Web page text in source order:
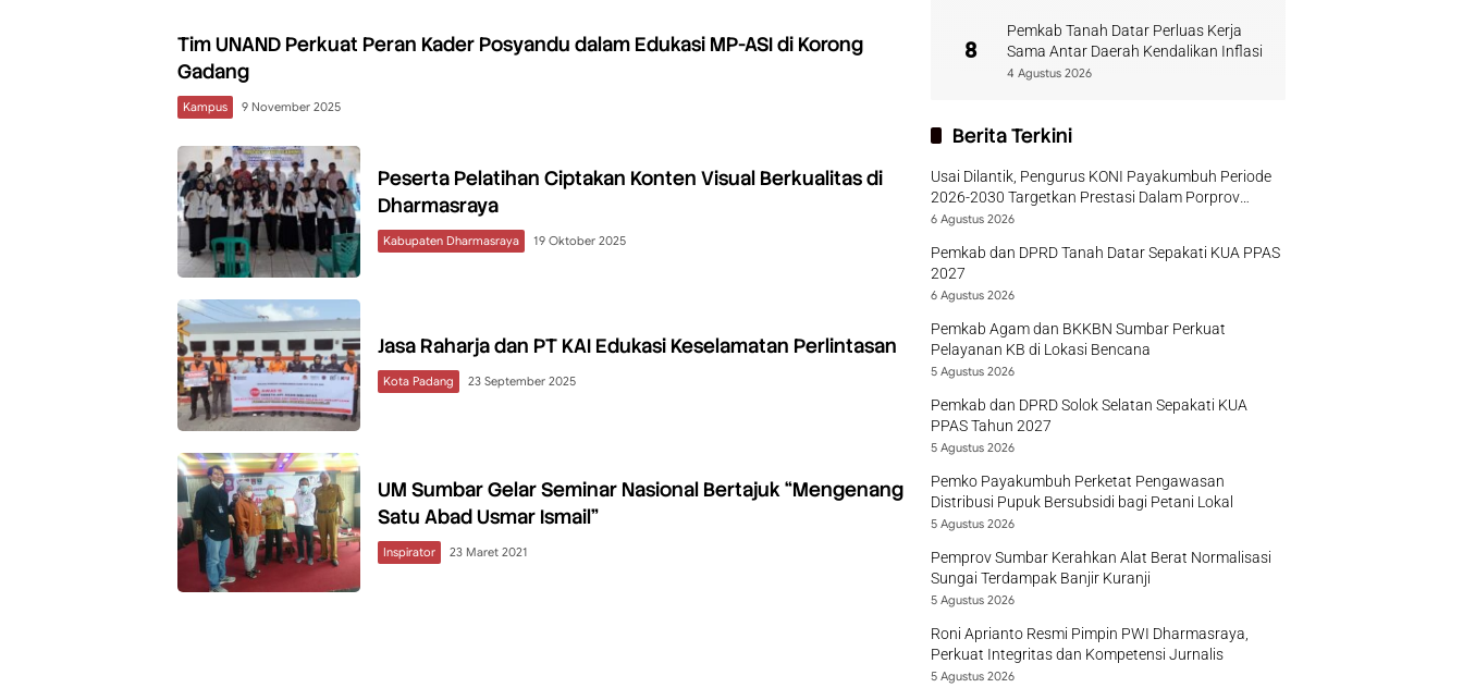
Tim UNAND Perkuat Peran Kader Posyandu dalam Edukasi MP-ASI di Korong
Gadang
Kampus 9 November 2025
Peserta Pelatihan Ciptakan Konten Visual Berkualitas di
Dharmasraya
Kabupaten Dharmasraya 19 Oktober 2025
Jasa Raharja dan PT KAI Edukasi Keselamatan Perlintasan
Kota Padang 23 September 2025
UM Sumbar Gelar Seminar Nasional Bertajuk “Mengenang
Satu Abad Usmar Ismail”
Inspirator 23 Maret 2021
8
Pemkab Tanah Datar Perluas Kerja
Sama Antar Daerah Kendalikan Inflasi
4 Agustus 2026
Berita Terkini
Usai Dilantik, Pengurus KONI Payakumbuh Periode
2026-2030 Targetkan Prestasi Dalam Porprov
Sumbar
6 Agustus 2026
Pemkab dan DPRD Tanah Datar Sepakati KUA PPAS
2027
6 Agustus 2026
Pemkab Agam dan BKKBN Sumbar Perkuat
Pelayanan KB di Lokasi Bencana
5 Agustus 2026
Pemkab dan DPRD Solok Selatan Sepakati KUA
PPAS Tahun 2027
5 Agustus 2026
Pemko Payakumbuh Perketat Pengawasan
Distribusi Pupuk Bersubsidi bagi Petani Lokal
5 Agustus 2026
Pemprov Sumbar Kerahkan Alat Berat Normalisasi
Sungai Terdampak Banjir Kuranji
5 Agustus 2026
Roni Aprianto Resmi Pimpin PWI Dharmasraya,
Perkuat Integritas dan Kompetensi Jurnalis
5 Agustus 2026